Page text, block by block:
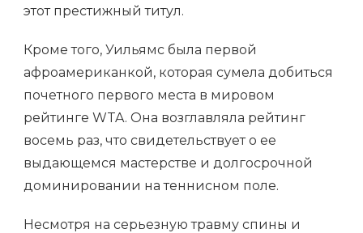
этот престижный титул.
Кроме того, Уильямс была первой
афроамериканкой, которая сумела добиться
почетного первого места в мировом
рейтинге WTA. Она возглавляла рейтинг
восемь раз, что свидетельствует о ее
выдающемся мастерстве и долгосрочной
доминировании на теннисном поле.
Несмотря на серьезную травму спины и